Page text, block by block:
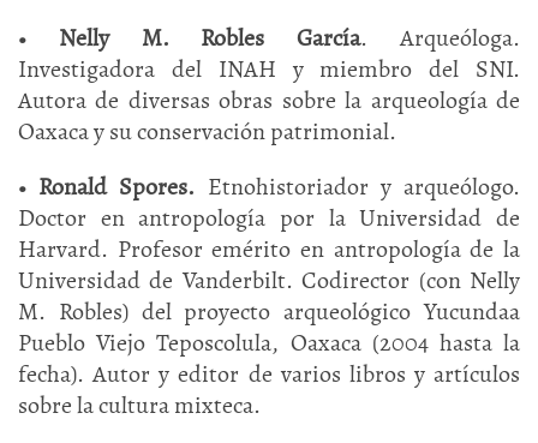
•
Nelly M. Robles García. Arqueóloga.
Investigadora del INAH y miembro del SNI.
Autora de diversas obras sobre la arqueología de
Oaxaca y su conservación patrimonial.
• Ronald Spores. Etnohistoriador y arqueólogo.
Doctor en antropología por la Universidad de
Harvard. Profesor emérito en antropología de la
Universidad de Vanderbilt. Codirector (con Nelly
M. Robles) del proyecto arqueológico Yucundaa
Pueblo Viejo Teposcolula, Oaxaca (2004 hasta la
fecha). Autor y editor de varios libros y artículos
sobre la cultura mixteca.